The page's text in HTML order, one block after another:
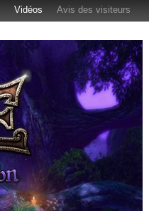
Vidéos Avis des visiteurs